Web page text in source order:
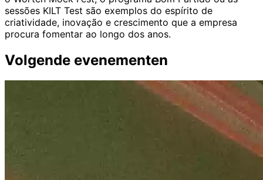
sessões KILT Test são exemplos do espírito de
criatividade, inovação e crescimento que a empresa
procura fomentar ao longo dos anos.
Volgende evenementen